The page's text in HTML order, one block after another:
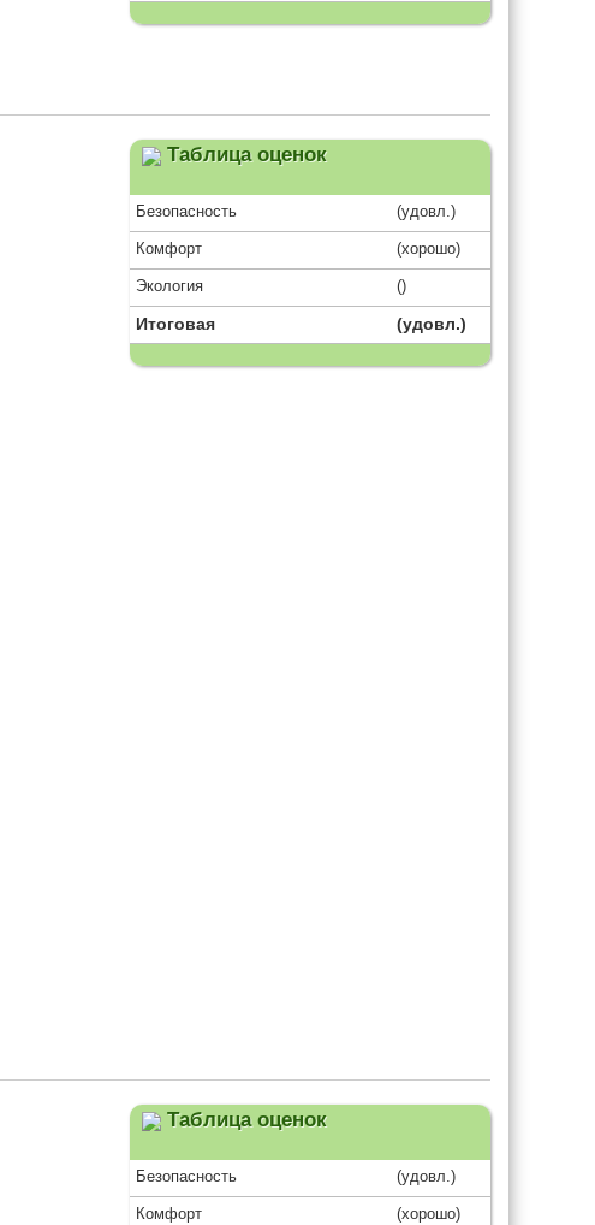
Таблица оценок
Безопасность (удовл.)
Комфорт (хорошо)
Экология ()
Итоговая (удовл.)
Таблица оценок
Безопасность (удовл.)
Комфорт (хорошо)